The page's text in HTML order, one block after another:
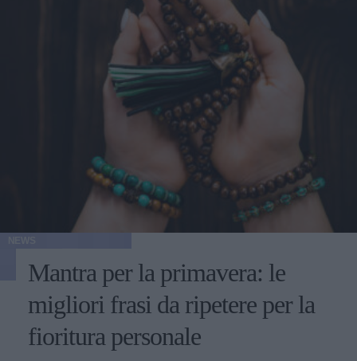
Mantra per la primavera: le
migliori frasi da ripetere per la
fioritura personale